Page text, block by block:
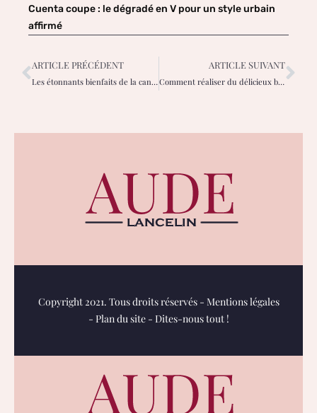
Cuenta coupe : le dégradé en V pour un style urbain
affirmé
ARTICLE PRÉCÉDENT
Les étonnants bienfaits de la cannelle pour la santé
ARTICLE SUIVANT
Comment réaliser du délicieux bubble tea?
Copyright 2021. Tous droits réservés - Mentions légales
- Plan du site- Dites-nous tout !